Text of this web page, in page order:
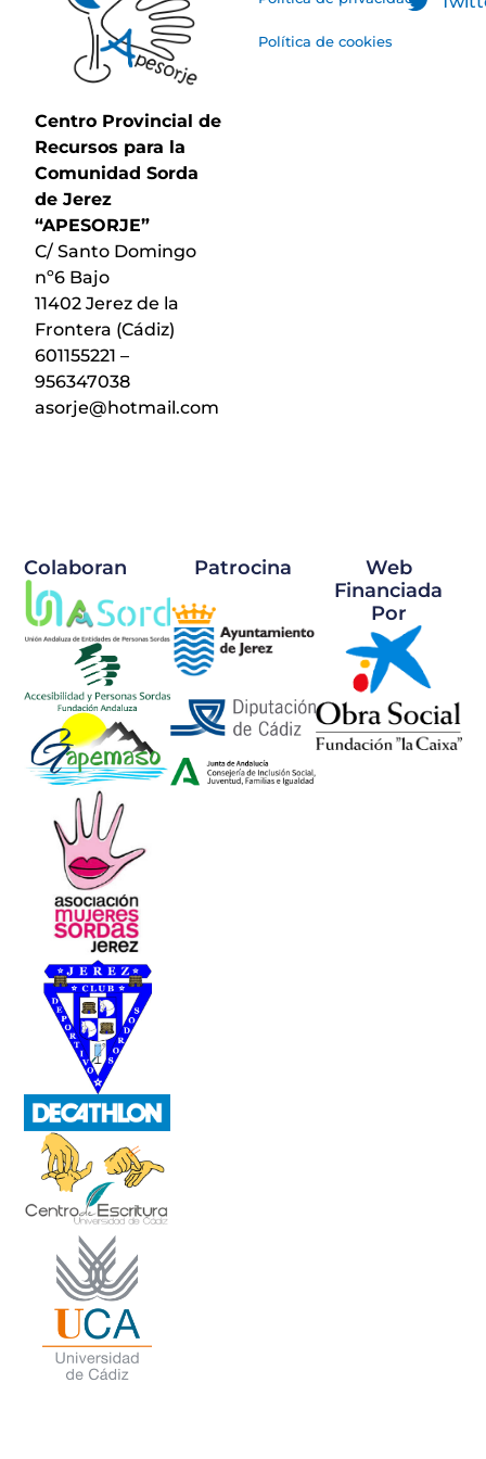
Centro Provincial de
Recursos para la
Comunidad Sorda
de Jerez
“APESORJE”
C/ Santo Domingo
nº6 Bajo
11402 Jerez de la
Frontera (Cádiz)
601155221 –
956347038
asorje@hotmail.com
Política de cookies
Colaboran Patrocina
Web
Financiada
Por